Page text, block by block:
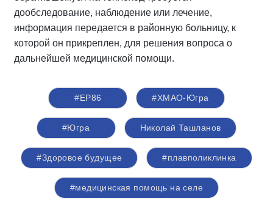
дообследование, наблюдение или лечение,
информация передается в районную больницу, к
которой он прикреплен, для решения вопроса о
дальнейшей медицинской помощи.
#ЕР86 #ХМАО-Югра
#Югра Николай Ташланов
#Здоровое будущее #плавполиклинка
#медицинская помощь на селе